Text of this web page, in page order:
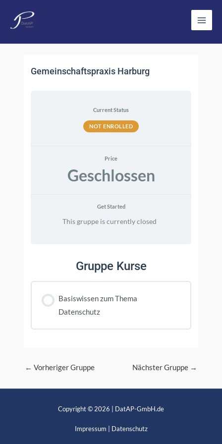
Inhalt
Main
Gemeinschaftspraxis Harburg
Current Status
NOT ENROLLED
Price
Geschlossen
Get Started
This gruppe is currently closed
Gruppe Kurse
Basiswissen zum Thema
Datenschutz
Post
← Vorheriger Gruppe Nächster Gruppe →
Copyright © 2026 | DatAP-GmbH.de
Impressum Datenschutz